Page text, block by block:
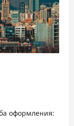
оформления: